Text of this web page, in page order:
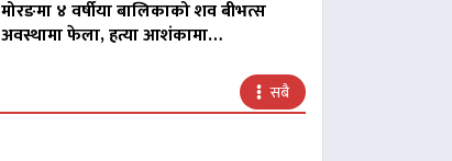
मोरङमा ४ वर्षीया बालिकाको शव बीभत्स
अवस्थामा फेला, हत्या आशंकामा…
सबै